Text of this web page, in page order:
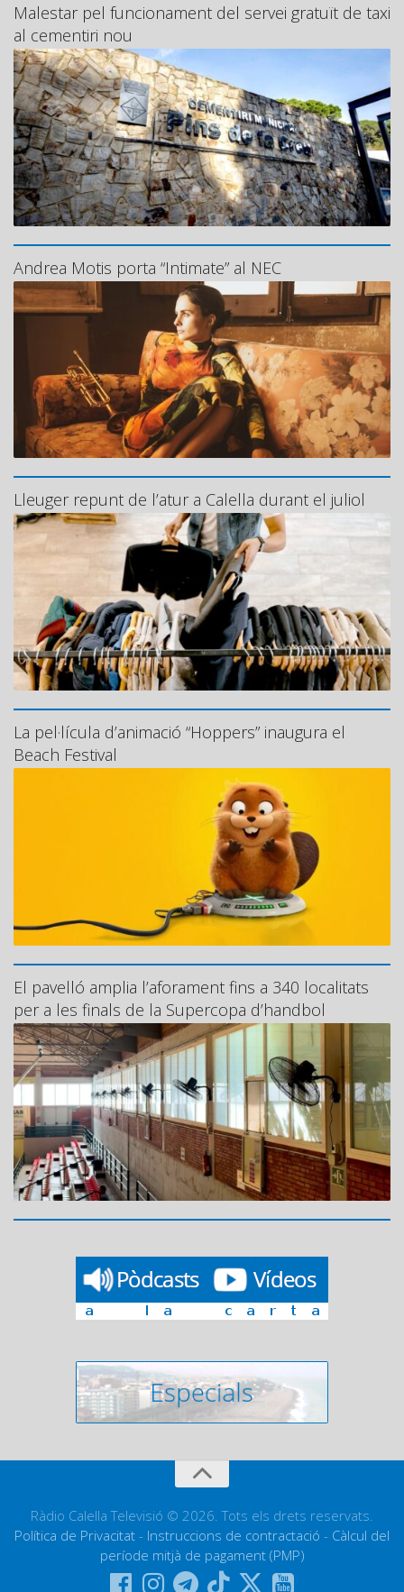
Malestar pel funcionament del servei gratuït de taxi
al cementiri nou
Andrea Motis porta “Intimate” al NEC
Lleuger repunt de l’atur a Calella durant el juliol
La pel·lícula d’animació “Hoppers” inaugura el
Beach Festival
El pavelló amplia l’aforament fins a 340 localitats
per a les finals de la Supercopa d’handbol
Ràdio Calella Televisió © 2026. Tots els drets reservats.
Política de Privacitat - Instruccions de contractació - Càlcul del
període mitjà de pagament (PMP)